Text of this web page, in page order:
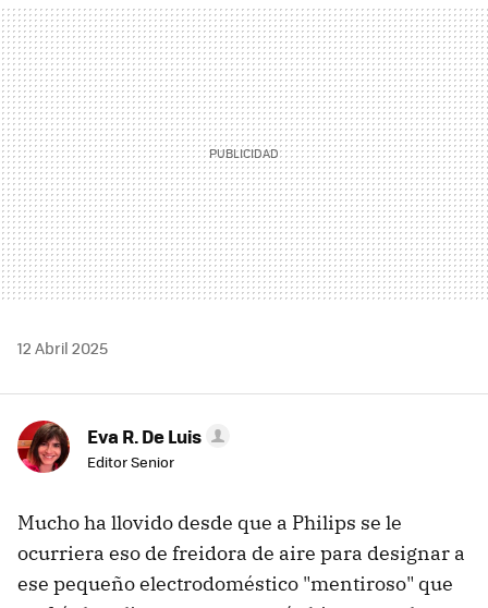
MAIL
12 Abril 2025
Eva R. De Luis
Editor Senior
Mucho ha llovido desde que a Philips se le
ocurriera eso de freidora de aire para designar a
ese pequeño electrodoméstico "mentiroso" que